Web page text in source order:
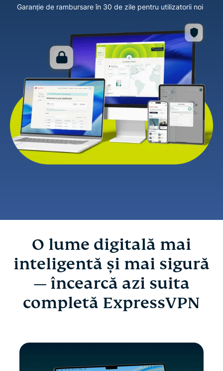
Garanție de rambursare în 30 de zile pentru utilizatorii noi
O lume digitală mai
inteligentă și mai sigură
— încearcă azi suita
completă ExpressVPN